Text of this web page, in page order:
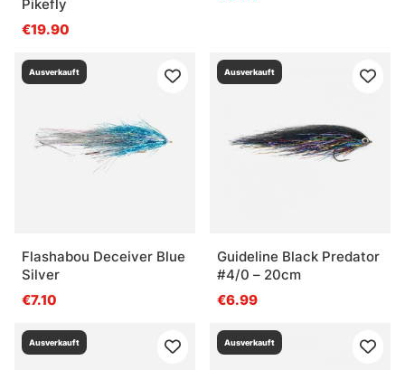
Pikefly
€19.90
Ausverkauft
Flashabou Deceiver Blue
Silver
€7.10
Ausverkauft
Guideline Black Predator
#4/0 – 20cm
€6.99
Ausverkauft Ausverkauft